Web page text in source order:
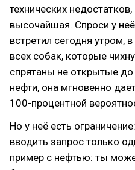
технических
высочайшая. Спроси у
встретил сегодня утром,
всех собак, которые
спрятаны не открытые
нефти, она мгновенно
100-процентной
Но у неё есть
вводить запрос только
пример с нефтью: ты